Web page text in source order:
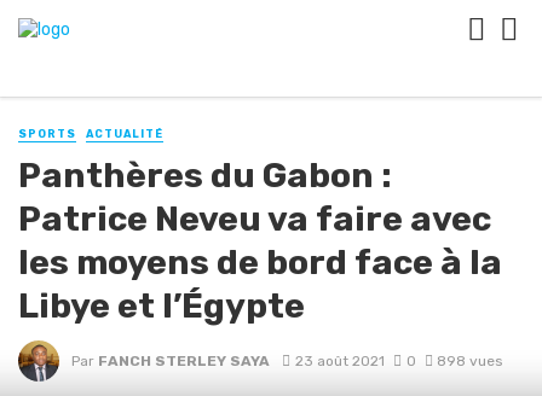
SPORTS ACTUALITÉ
Panthères du Gabon :
Patrice Neveu va faire avec
les moyens de bord face à la
Libye et l’Égypte
Par FANCH STERLEY SAYA 23 août 2021 0 898 vues